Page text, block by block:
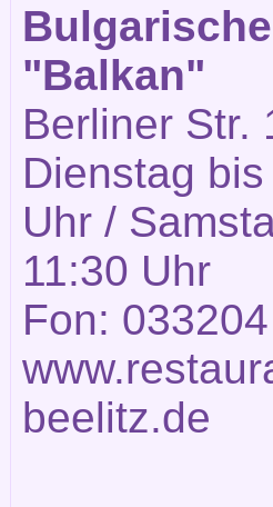
"Balkan"
Berliner Str.
Dienstag
Uhr /
11:30 Uhr
Fon:
beelitz.de